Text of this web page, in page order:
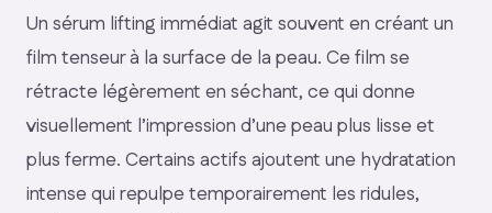
Un sérum lifting immédiat agit souvent en créant un
film tenseur à la surface de la peau. Ce film se
rétracte légèrement en séchant, ce qui donne
visuellement l’impression d’une peau plus lisse et
plus ferme. Certains actifs ajoutent une hydratation
intense qui repulpe temporairement les ridules,